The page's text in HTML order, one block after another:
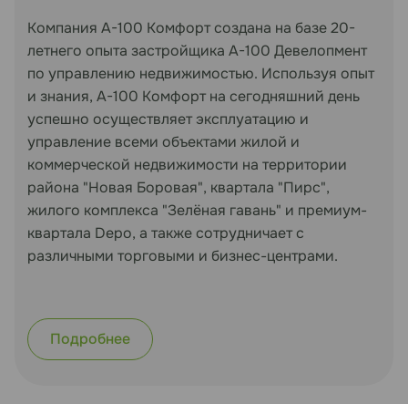
Компания А-100 Комфорт создана на базе 20-
летнего опыта застройщика А-100 Девелопмент
по управлению недвижимостью. Используя опыт
и знания, А-100 Комфорт на сегодняшний день
успешно осуществляет эксплуатацию и
управление всеми объектами жилой и
коммерческой недвижимости на территории
района "Новая Боровая", квартала "Пирс",
жилого комплекса "Зелёная гавань" и премиум-
квартала Depo, а также сотрудничает с
различными торговыми и бизнес-центрами.
Подробнее